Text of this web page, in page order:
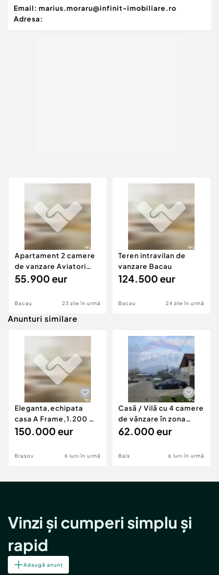
Email: marius.moraru@infinit-imobiliare.ro
Adresa:
Apartament 2 camere
de vanzare Aviatori
Bacau
55.900 eur
Bacau 23 zile în urmă
Teren intravilan de
vanzare Bacau
124.500 eur
Bacau 24 zile în urmă
Anunturi similare
Eleganta,echipata
casa A Frame,1.200 mp
teren,deschidere Pia
150.000 eur
Brasov 6 luni în urmă
Casă / Vilă cu 4 camere
de vânzare în zona
Periferie
62.000 eur
Bals 6 luni în urmă
Vinzi și cumperi simplu și
rapid
Adaugă anunț